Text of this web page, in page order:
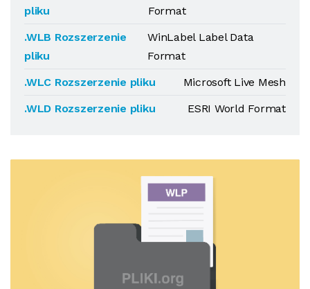
pliku
Format
.WLB Rozszerzenie
pliku
WinLabel Label Data
Format
.WLC Rozszerzenie pliku
Microsoft Live Mesh
.WLD Rozszerzenie pliku
ESRI World Format